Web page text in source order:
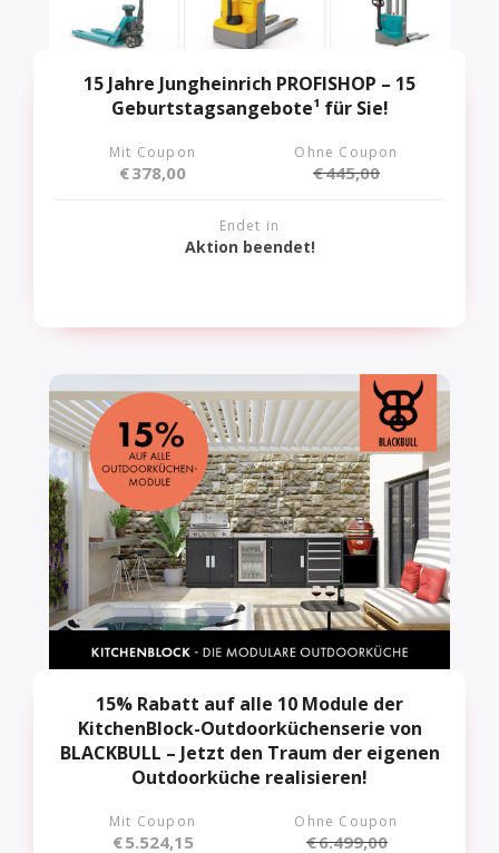
15 Jahre Jungheinrich PROFISHOP – 15
Geburtstagsangebote¹ für Sie!
Mit Coupon
€378,00
Ohne Coupon
€445,00
Endet in
Aktion beendet!
15% Rabatt auf alle 10 Module der
KitchenBlock-Outdoorküchenserie von
BLACKBULL – Jetzt den Traum der eigenen
Outdoorküche realisieren!
Mit Coupon
€5.524,15
Ohne Coupon
€6.499,00